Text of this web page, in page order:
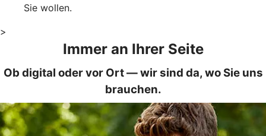
Sie wollen.
>
Immer an Ihrer Seite
Ob digital oder vor Ort — wir sind da, wo Sie uns
brauchen.